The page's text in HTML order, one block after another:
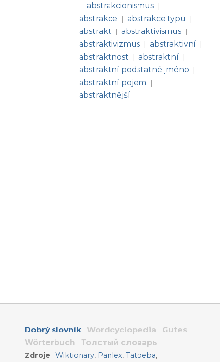
abstrakcionismus |
abstrakce | abstrakce typu |
abstrakt | abstraktivismus |
abstraktivizmus | abstraktivní |
abstraktnost | abstraktní |
abstraktní podstatné jméno |
abstraktní pojem |
abstraktnější
Dobrý slovník Wordcyclopedia
Gutes
Wörterbuch
Толстый словарь
Zdroje Wiktionary, Panlex,Tatoeba,